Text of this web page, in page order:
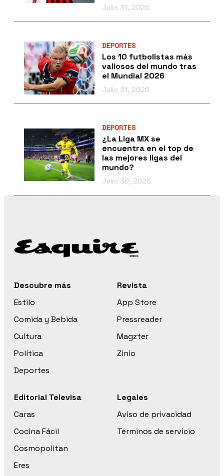
Julio 31, 2026
DEPORTES
Los 10 futbolistas más
valiosos del mundo tras
el Mundial 2026
Julio 31, 2026
DEPORTES
¿La Liga MX se
encuentra en el top de
las mejores ligas del
mundo?
Julio 30, 2026
Descubre más
Estilo
Comida y Bebida
Cultura
Política
Deportes
Revista
App Store
Pressreader
Magzter
Zinio
Editorial Televisa
Caras
Cocina Fácil
Cosmopolitan
Eres
Legales
Aviso de privacidad
Términos de servicio